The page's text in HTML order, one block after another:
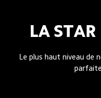
LA
Le plus haut niveau de